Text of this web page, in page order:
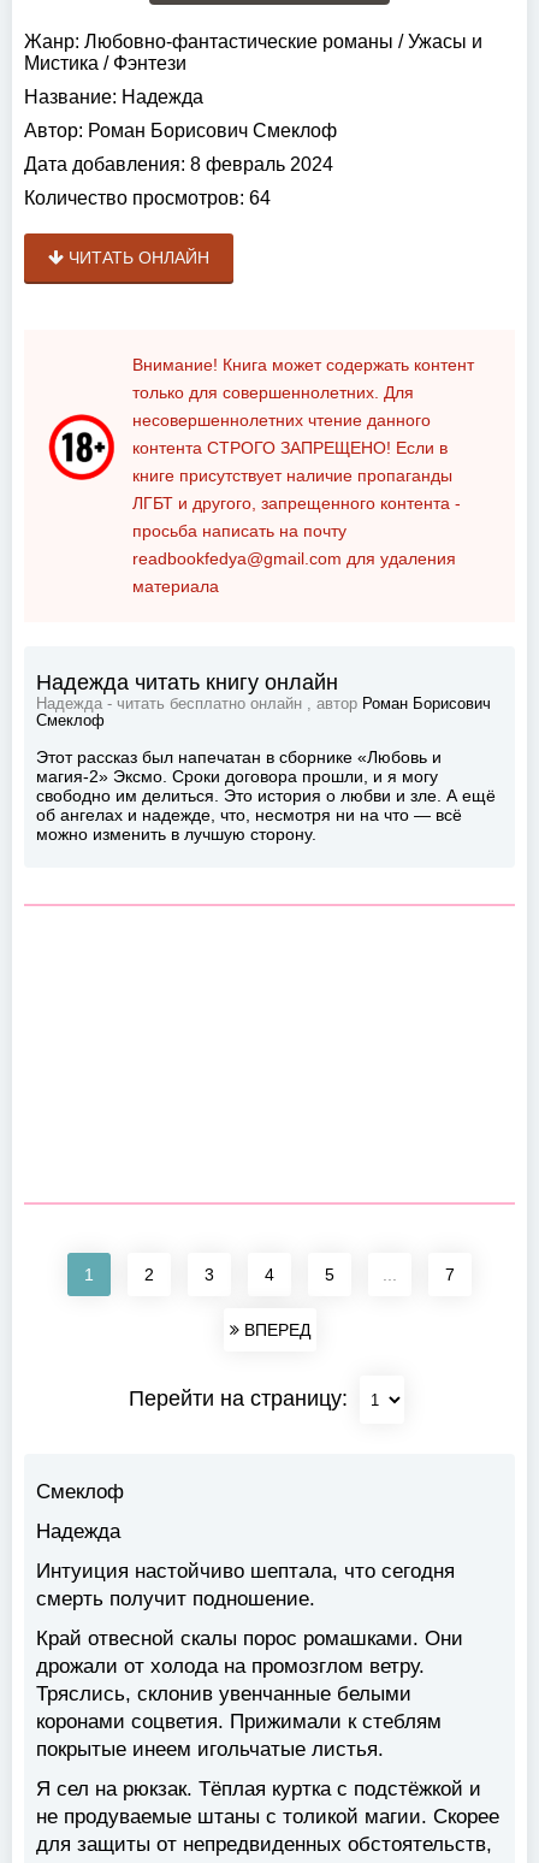
Жанр: Любовно-фантастические романы /Ужасы и
Мистика / Фэнтези
Название: Надежда
Автор: Роман Борисович Смеклоф
Дата добавления: 8 февраль 2024
Количество просмотров: 64
ЧИТАТЬ ОНЛАЙН
Внимание! Книга может содержать контент
только для совершеннолетних. Для
несовершеннолетних чтение данного
контента СТРОГО ЗАПРЕЩЕНО! Если в
книге присутствует наличие пропаганды
ЛГБТ и другого, запрещенного контента -
просьба написать на почту
readbookfedya@gmail.com для удаления
материала
Надежда читать книгу онлайн
Надежда - читать бесплатно онлайн , автор Роман Борисович
Смеклоф
Этот рассказ был напечатан в сборнике «Любовь и
магия-2» Эксмо. Сроки договора прошли, и я могу
свободно им делиться. Это история о любви и зле. А ещё
об ангелах и надежде, что, несмотря ни на что — всё
можно изменить в лучшую сторону.
1 2 3 4 5 7
ВПЕРЕД
Перейти на страницу:
Смеклоф
Надежда
Интуиция настойчиво шептала, что сегодня
смерть получит подношение.
Край отвесной скалы порос ромашками. Они
дрожали от холода на промозглом ветру.
Тряслись, склонив увенчанные белыми
коронами соцветия. Прижимали к стеблям
покрытые инеем игольчатые листья.
Я сел на рюкзак. Тёплая куртка с подстёжкой и
не продуваемые штаны с толикой магии. Скорее
для защиты от непредвиденных обстоятельств,